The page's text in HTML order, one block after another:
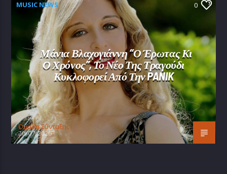
MUSIC NEWS 0
Μάνια Βλαχογιάννη “Ο Έρωτας Κι
Ο Χρόνος”, Το Νέο Της Τραγούδι
Κυκλοφορεί Από Την PANIK
Oμάδα Σύνταξης Ι
20/07/2026